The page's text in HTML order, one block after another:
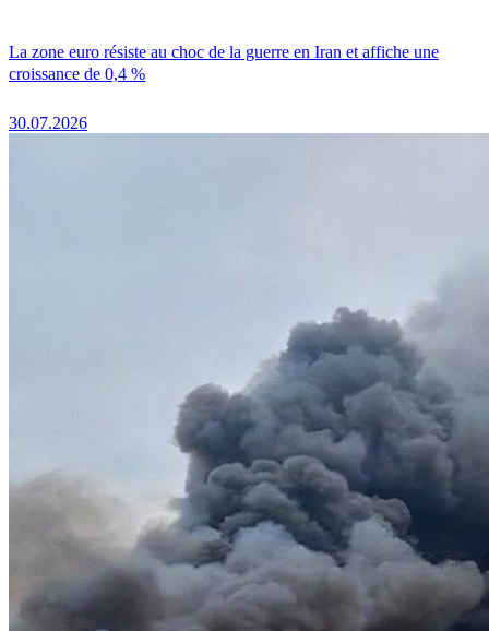
La zone euro résiste au choc de la guerre en Iran et affiche une
croissance de 0,4 %
30.07.2026